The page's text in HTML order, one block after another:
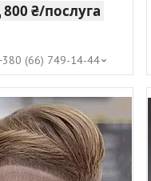
800 ₴/послуга
(66) 749-14-44